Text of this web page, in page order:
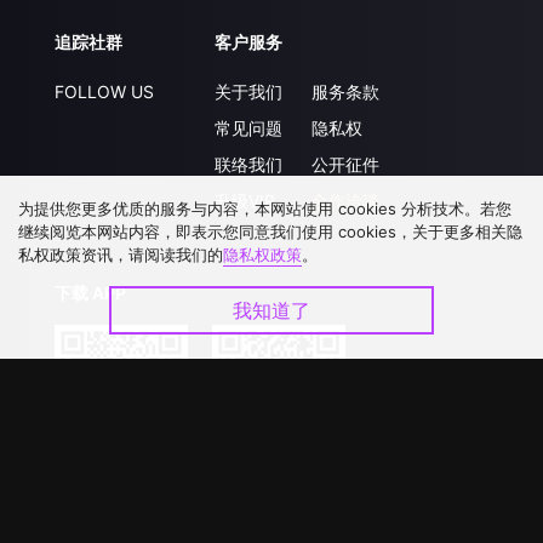
追踪社群
FOLLOW US
客户服务
关于我们
常见问题
联络我们
升级VIP
服务条款
隐私权
公开征件
合作洽談
下载 APP
为提供您更多优质的服务与内容，本网站使用 cookies 分析技术。若您
继续阅览本网站内容，即表示您同意我们使用 cookies，关于更多相关隐
私权政策资讯，请阅读我们的隐私权政策。
我知道了